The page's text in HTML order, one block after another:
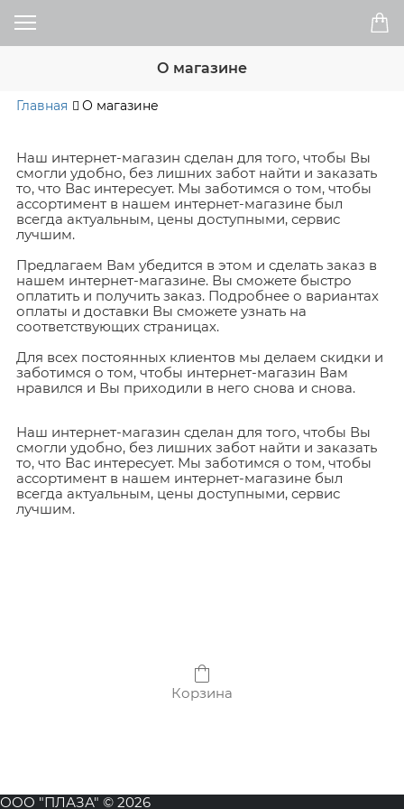
О магазине
Главная О магазине
Наш интернет-магазин сделан для того, чтобы Вы
смогли удобно, без лишних забот найти и заказать
то, что Вас интересует. Мы заботимся о том, чтобы
ассортимент в нашем интернет-магазине был
всегда актуальным, цены доступными, сервис
лучшим.
Предлагаем Вам убедится в этом и сделать заказ в
нашем интернет-магазине. Вы сможете быстро
оплатить и получить заказ. Подробнее о вариантах
оплаты и доставки Вы сможете узнать на
соответствующих страницах.
Для всех постоянных клиентов мы делаем скидки и
заботимся о том, чтобы интернет-магазин Вам
нравился и Вы приходили в него снова и снова.
Наш интернет-магазин сделан для того, чтобы Вы
смогли удобно, без лишних забот найти и заказать
то, что Вас интересует. Мы заботимся о том, чтобы
ассортимент в нашем интернет-магазине был
всегда актуальным, цены доступными, сервис
лучшим.
Корзина
ООО "ПЛАЗА" © 2026